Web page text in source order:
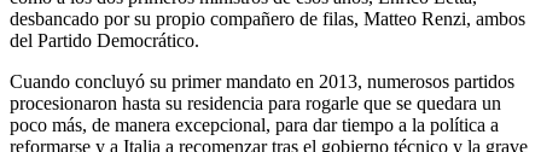
desbancado por su propio compañero de filas, Matteo Renzi, ambos
del Partido Democrático.
Cuando concluyó su primer mandato en 2013, numerosos partidos
procesionaron hasta su residencia para rogarle que se quedara un
poco más, de manera excepcional, para dar tiempo a la política a
reformarse y a Italia a recomenzar tras el gobierno técnico y la grave